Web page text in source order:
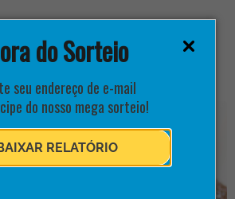
do Sorteio
seu endereço de e-mail
do nosso mega sorteio!
RELATÓRIO